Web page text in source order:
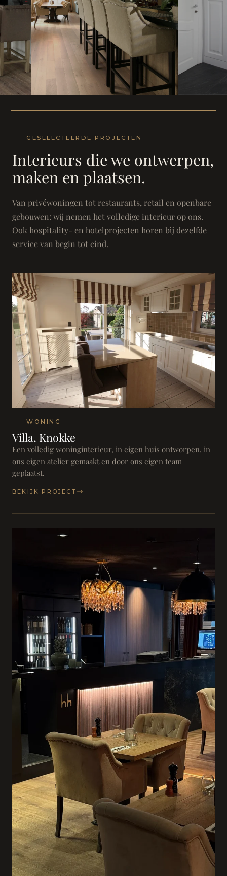
Landhuis - Grimbergen
GESELECTEERDE PROJECTEN
Interieurs die we ontwerpen,
maken en plaatsen.
Van privéwoningen tot restaurants, retail en openbare
gebouwen: wij nemen het volledige interieur op ons.
Ook hospitality- en hotelprojecten horen bij dezelfde
service van begin tot eind.
WONING
Villa, Knokke
Een volledig woninginterieur, in eigen huis ontworpen, in
ons eigen atelier gemaakt en door ons eigen team
geplaatst.
BEKIJK PROJECT